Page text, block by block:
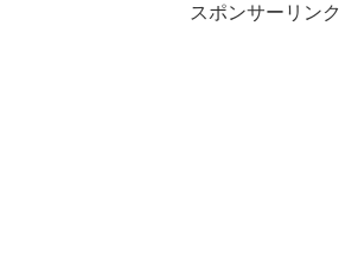
スポンサーリンク